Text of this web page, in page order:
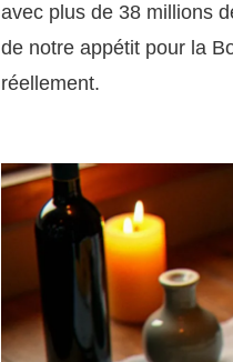
avec plus de 38 millions
de notre appétit pour la
réellement.